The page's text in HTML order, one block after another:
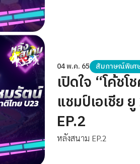
04 พ.ค. 65 สัมภาษณ์พิเศ
เปิดใจ “โค้ช
แชมป์เอเชีย
EP.2
หลังสนาม EP.2